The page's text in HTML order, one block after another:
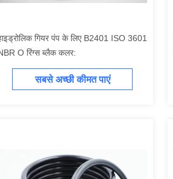
गियर पंप के लिए B2401 ISO 3601
O रिंग्स ब्लैक कलर:
सबसे अच्छी कीमत पाएं